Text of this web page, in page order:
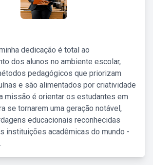
dedicação é total ao
dos alunos no ambiente escolar,
pedagógicos que priorizam
e são alimentados por criatividade
missão é orientar os estudantes em
se tornarem uma geração notável,
educacionais reconhecidas
instituições acadêmicas do mundo -